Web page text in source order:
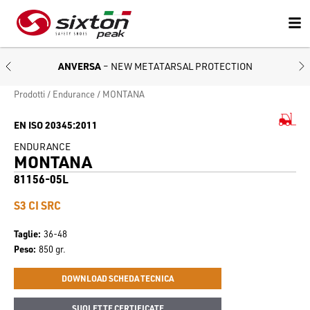
ANVERSA – NEW METATARSAL PROTECTION
Prodotti Endurance MONTANA
EN ISO 20345:2011
ENDURANCE
MONTANA
81156-05L
S3 CI SRC
Taglie 36-48
Peso 850 gr.
DOWNLOAD SCHEDA TECNICA